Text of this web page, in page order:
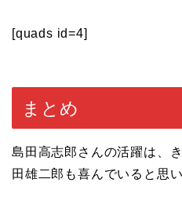
[quads id=4]
まとめ
島田高志郎さんの活躍は、
田雄二郎も喜んでいると思い